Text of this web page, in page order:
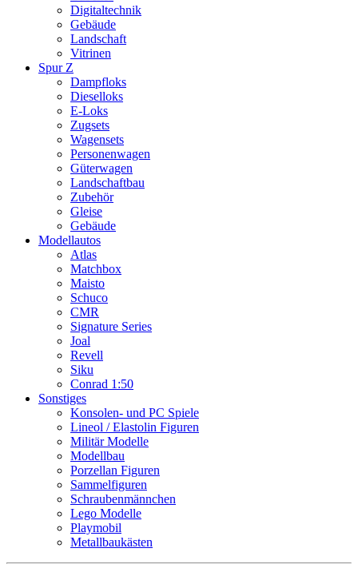
Digitaltechnik
Gebäude
Landschaft
Vitrinen
Spur Z
Dampfloks
Dieselloks
E-Loks
Zugsets
Wagensets
Personenwagen
Güterwagen
Landschaftbau
Zubehör
Gleise
Gebäude
Modellautos
Atlas
Matchbox
Maisto
Schuco
CMR
Signature Series
Joal
Revell
Siku
Conrad 1:50
Sonstiges
Konsolen- und PC Spiele
Lineol / Elastolin Figuren
Militär Modelle
Modellbau
Porzellan Figuren
Sammelfiguren
Schraubenmännchen
Lego Modelle
Playmobil
Metallbaukästen